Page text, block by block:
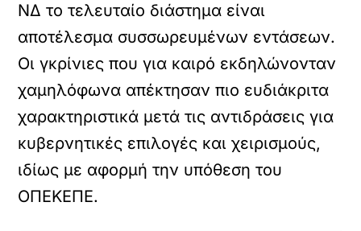
ΝΔ το τελευταίο διάστημα είναι
αποτέλεσμα συσσωρευμένων εντάσεων.
Οι γκρίνιες που για καιρό εκδηλώνονταν
χαμηλόφωνα απέκτησαν πιο ευδιάκριτα
χαρακτηριστικά μετά τις αντιδράσεις για
κυβερνητικές επιλογές και χειρισμούς,
ιδίως με αφορμή την υπόθεση του
ΟΠΕΚΕΠΕ.